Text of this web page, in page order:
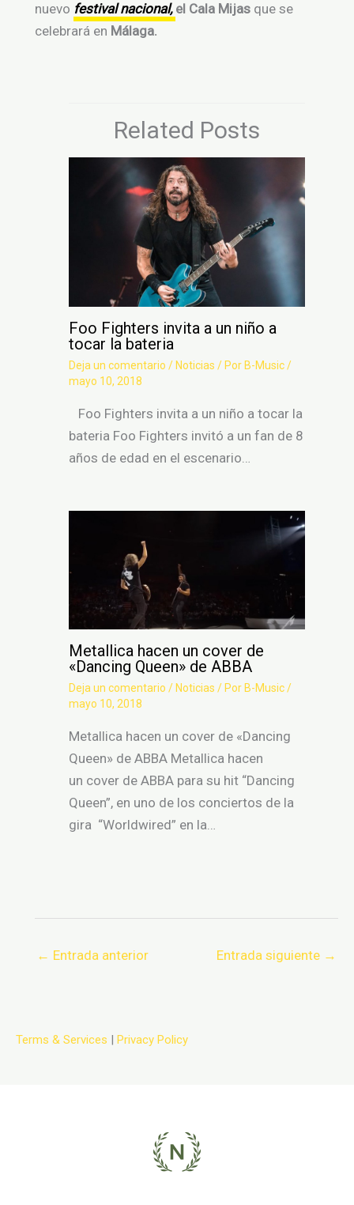
nuevo festival nacional, el Cala Mijas que se
celebrará en Málaga.
Related Posts
Foo Fighters invita a un niño a
tocar la bateria
Deja un comentario / Noticias / Por B-Music/
mayo 10, 2018
Foo Fighters invita a un niño a tocar la
bateria Foo Fighters invitó a un fan de 8
años de edad en el escenario…
Metallica hacen un cover de
«Dancing Queen» de ABBA
Deja un comentario / Noticias / Por B-Music/
mayo 10, 2018
Metallica hacen un cover de «Dancing
Queen» de ABBA Metallica hacen
un cover de ABBA para su hit “Dancing
Queen”, en uno de los conciertos de la
gira “Worldwired” en la…
← Entrada anterior Entrada siguiente →
Terms & Services | Privacy Policy